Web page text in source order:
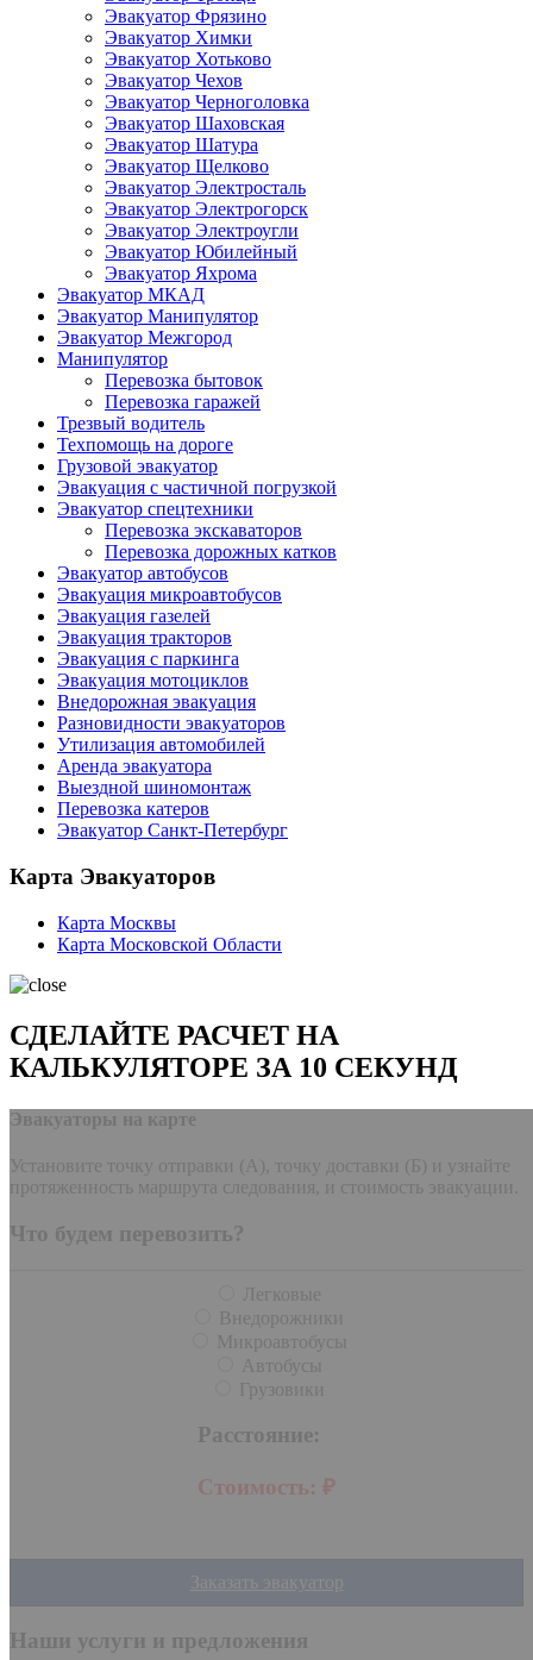
Эвакуатор Фрязино
Эвакуатор Химки
Эвакуатор Хотьково
Эвакуатор Чехов
Эвакуатор Черноголовка
Эвакуатор Шаховская
Эвакуатор Шатура
Эвакуатор Щелково
Эвакуатор Электросталь
Эвакуатор Электрогорск
Эвакуатор Электроугли
Эвакуатор Юбилейный
Эвакуатор Яхрома
Эвакуатор МКАД
Эвакуатор Манипулятор
Эвакуатор Межгород
Манипулятор
Перевозка бытовок
Перевозка гаражей
Трезвый водитель
Техпомощь на дороге
Грузовой эвакуатор
Эвакуация с частичной погрузкой
Эвакуатор спецтехники
Перевозка экскаваторов
Перевозка дорожных катков
Эвакуатор автобусов
Эвакуация микроавтобусов
Эвакуация газелей
Эвакуация тракторов
Эвакуация с паркинга
Эвакуация мотоциклов
Внедорожная эвакуация
Разновидности эвакуаторов
Утилизация автомобилей
Аренда эвакуатора
Выездной шиномонтаж
Перевозка катеров
Эвакуатор Санкт-Петербург
Карта Эвакуаторов
Карта Москвы
Карта Московской Области
СДЕЛАЙТЕ РАСЧЕТ НА
КАЛЬКУЛЯТОРЕ ЗА 10 СЕКУНД
Эвакуаторы на карте
Установите точку отправки (А), точку доставки (Б) и узнайте
протяженность маршрута следования, и стоимость эвакуации.
Что будем перевозить?
Легковые
Внедорожники
Микроавтобусы
Автобусы
Грузовики
Расстояние:
Стоимость: ₽
Заказать эвакуатор
Наши услуги и предложения